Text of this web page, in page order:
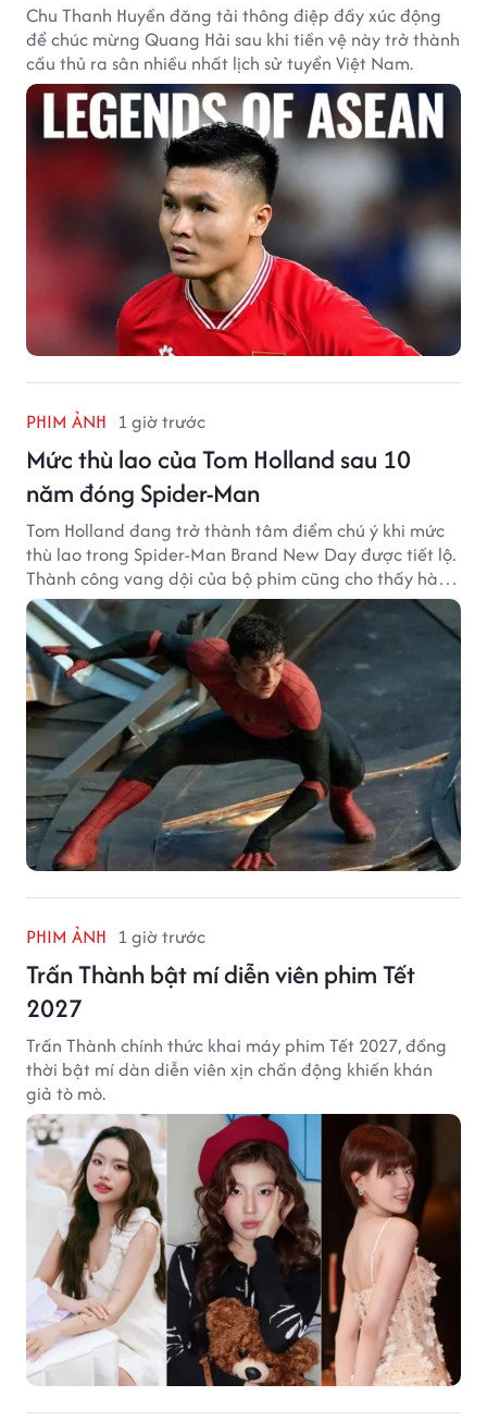
Chu Thanh Huyền đăng tải thông điệp đầy xúc động
để chúc mừng Quang Hải sau khi tiền vệ này trở thành
cầu thủ ra sân nhiều nhất lịch sử tuyển Việt Nam.
PHIM ẢNH 1 giờ trước
Mức thù lao của Tom Holland sau 10
năm đóng Spider-Man
Tom Holland đang trở thành tâm điểm chú ý khi mức
thù lao trong Spider-Man Brand New Day được tiết lộ.
Thành công vang dội của bộ phim cũng cho thấy hành
trình thăng hạng đáng chú ý của nam diễn viên sau
một thập kỷ gắn bó với vai Người Nhện.
PHIM ẢNH 1 giờ trước
Trấn Thành bật mí diễn viên phim Tết
2027
Trấn Thành chính thức khai máy phim Tết 2027, đồng
thời bật mí dàn diễn viên xịn chấn động khiến khán
giả tò mò.